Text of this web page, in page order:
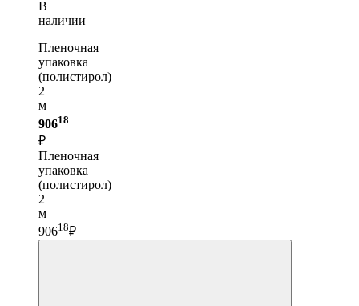
В
наличии
Пленочная
упаковка
(полистирол)
2
м —
90618
₽
Пленочная
упаковка
(полистирол)
2
м
90618₽